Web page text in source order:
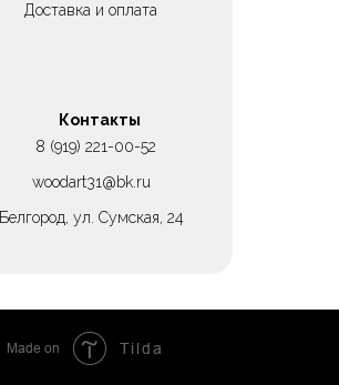
Доставка и оплата
Контакты
8 (919) 221-00-52
woodart31@bk.ru
Белгород, ул. Сумская, 24
Made on Tilda